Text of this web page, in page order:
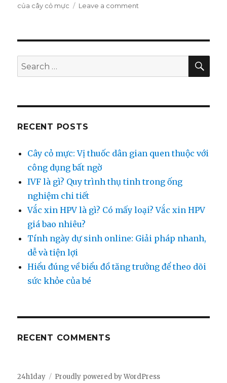
của cây cỏ mực
Leave a comment
mực:
thuốc
ngờ
Search
for:
RECENT POSTS
Cây cỏ mực: Vị thuốc dân gian quen thuộc với
công dụng bất ngờ
IVF là gì? Quy trình thụ tinh trong ống
nghiệm chi tiết
Vắc xin HPV là gì? Có mấy loại? Vắc xin HPV
giá bao nhiêu?
Tính ngày dự sinh online: Giải pháp nhanh,
dễ và tiện lợi
Hiểu đúng về biểu đồ tăng trưởng để theo dõi
sức khỏe của bé
RECENT COMMENTS
24h1day Proudly powered by WordPress